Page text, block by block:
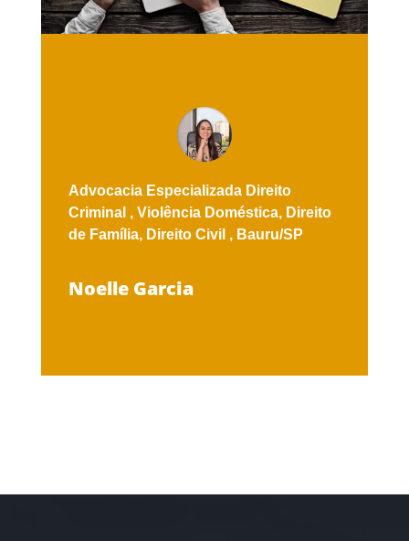
Advocacia Especializada Direito
Criminal , Violência Doméstica, Direito
de Família, Direito Civil , Bauru/SP
Noelle Garcia